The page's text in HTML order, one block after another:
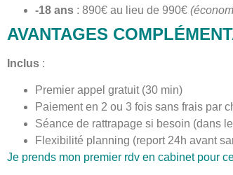
-18 ans : 890€ au lieu de 990€
AVANTAGES
Inclus :
Premier appel gratuit (30 min)
Paiement en 2 ou 3 fois sans frais par
Séance de rattrapage si besoin (dans
Flexibilité planning (report 24h avant
Je prends mon premier rdv en cabinet pour